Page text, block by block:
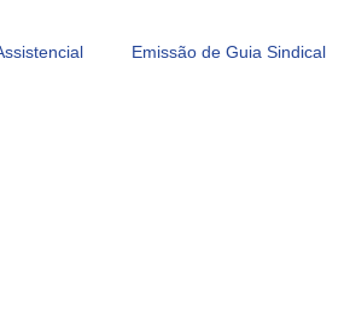
Emissão de Guia Sindical